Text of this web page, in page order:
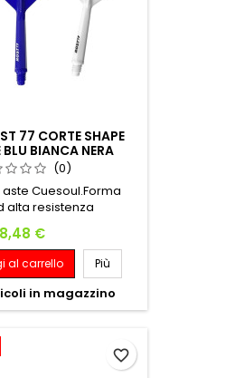
77 CORTE SHAPE
BIANCA NERA
(0)
Cuesoul.Forma
alta resistenza
Prezzo
8,48 €
al carrello Più
in magazzino
favorite_border